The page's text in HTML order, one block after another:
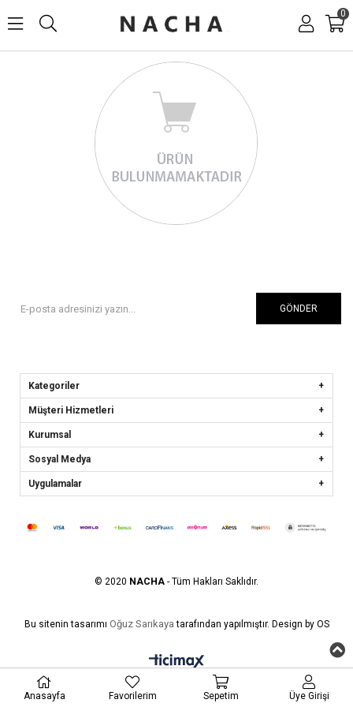
0
GÖNDER
Kategoriler
Müşteri Hizmetleri
Kurumsal
Sosyal Medya
Uygulamalar
© 2020 NACHA - Tüm Hakları Saklıdır.
Bu sitenin tasarımı Oğuz Sarıkaya tarafından yapılmıştır. Design by OS
Anasayfa Favorilerim Sepetim Üye Girişi